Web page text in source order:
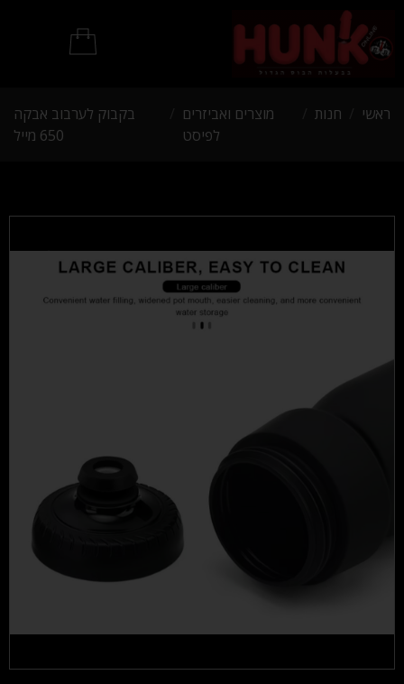
ראשי חנות
מוצרים ואביזרים
לפיסט
בקבוק לערבוב אבקה
650 מייל